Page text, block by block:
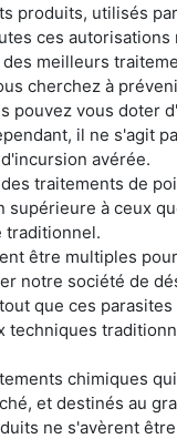
produits, utilisés
ces autorisations
meilleurs
cherchez à
pouvez vous doter
il ne s'agit
avérée.
traitements de
supérieure à ceux
traditionnel.
être multiples
notre société de
que ces
techniques
chimiques
et destinés au
ne s'avèrent